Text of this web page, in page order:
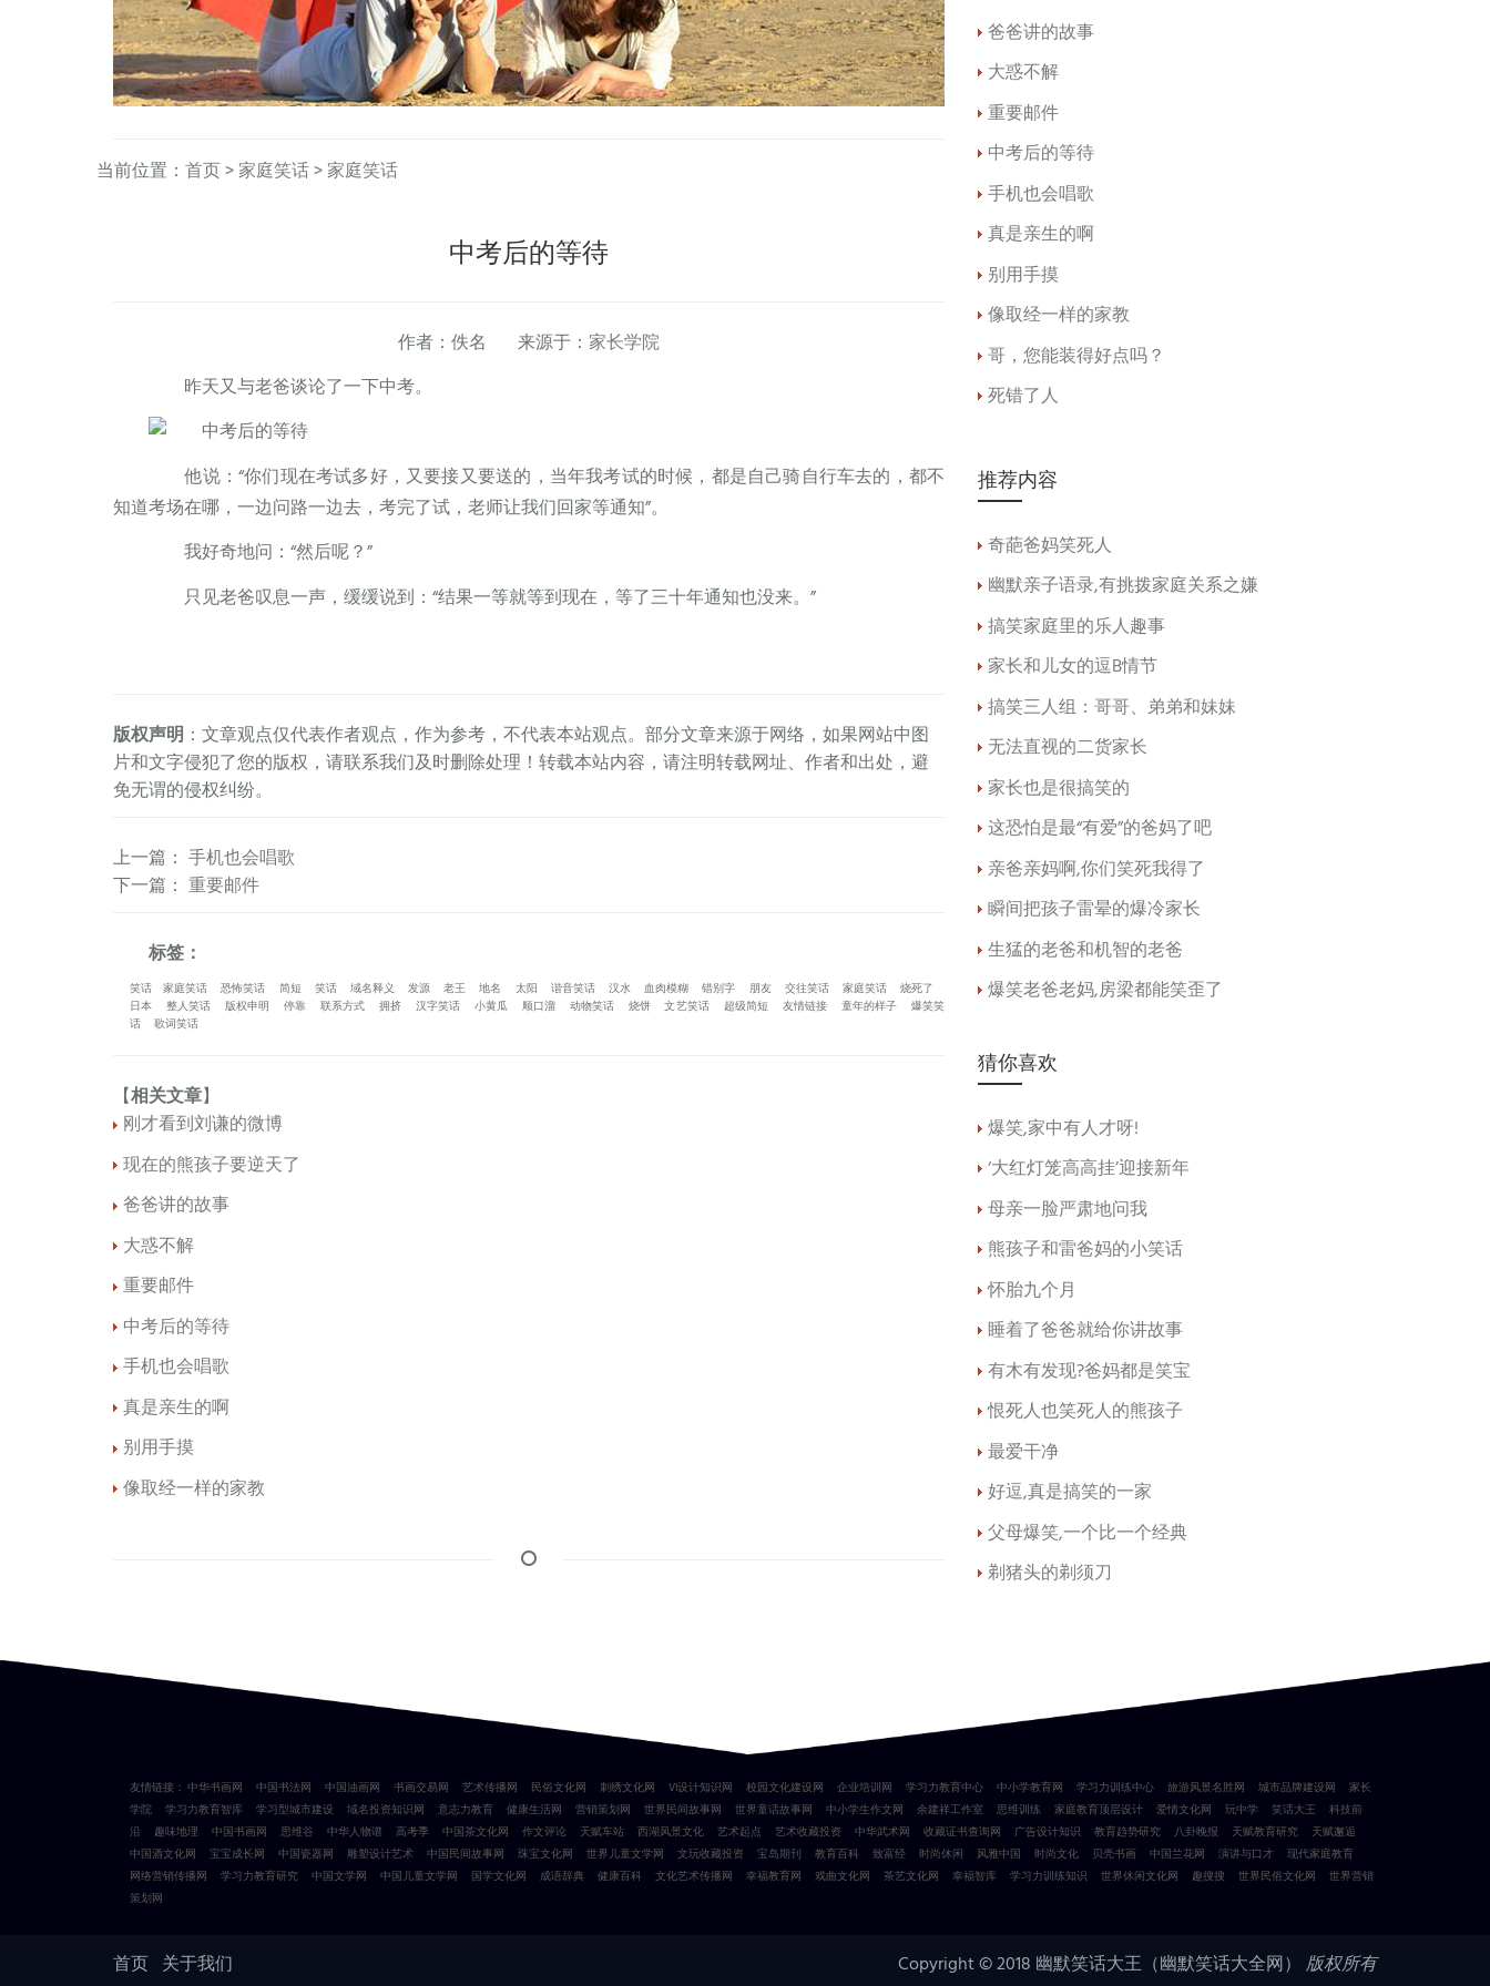
当前位置： 首页>家庭笑话>家庭笑话
中考后的等待
作者：佚名 来源于： 家长学院
昨天又与老爸谈论了一下中考。
他说：“你们现在考试多好，又要接又要送的，当年我考试的时候，都是自己骑自行车去的，都不
知道考场在哪，一边问路一边去，考完了试，老师让我们回家等通知”。
我好奇地问：“然后呢？”
只见老爸叹息一声，缓缓说到：“结果一等就等到现在，等了三十年通知也没来。”
版权声明 ：文章观点仅代表作者观点，作为参考，不代表本站观点。部分文章来源于网络，如果网站中图
片和文字侵犯了您的版权，请联系我们及时删除处理！转载本站内容，请注明转载网址、作者和出处，避
免无谓的侵权纠纷。
上一篇 ： 手机也会唱歌
下一篇 ： 重要邮件
标签：
笑话 家庭笑话 恐怖笑话 简短 笑话 域名释义 发源 老王 地名 太阳 谐音笑话 汉水 血肉模糊 错别字 朋友 交往笑话 家庭笑话
烧死了
日本
整人笑话 版权申明 停靠 联系方式 拥挤 汉字笑话 小黄瓜 顺口溜 动物笑话 烧饼 文艺笑话 超级简短 友情链接 童年的样子
爆笑笑
话
歌词笑话
【相关文章】
刚才看到刘谦的微博
现在的熊孩子要逆天了
爸爸讲的故事
大惑不解
重要邮件
中考后的等待
手机也会唱歌
真是亲生的啊
别用手摸
像取经一样的家教
爸爸讲的故事
大惑不解
重要邮件
中考后的等待
手机也会唱歌
真是亲生的啊
别用手摸
像取经一样的家教
哥，您能装得好点吗？
死错了人
推荐内容
奇葩爸妈笑死人
幽默亲子语录,有挑拨家庭关系之嫌
搞笑家庭里的乐人趣事
家长和儿女的逗B情节
搞笑三人组：哥哥、弟弟和妹妹
无法直视的二货家长
家长也是很搞笑的
这恐怕是最“有爱”的爸妈了吧
亲爸亲妈啊,你们笑死我得了
瞬间把孩子雷晕的爆冷家长
生猛的老爸和机智的老爸
爆笑老爸老妈,房梁都能笑歪了
猜你喜欢
爆笑,家中有人才呀!
‘大红灯笼高高挂’迎接新年
母亲一脸严肃地问我
熊孩子和雷爸妈的小笑话
怀胎九个月
睡着了爸爸就给你讲故事
有木有发现?爸妈都是笑宝
恨死人也笑死人的熊孩子
最爱干净
好逗,真是搞笑的一家
父母爆笑,一个比一个经典
剃猪头的剃须刀
友情链接： 中华书画网 中国书法网 中国油画网 书画交易网 艺术传播网 民俗文化网 刺绣文化网 VI设计知识网 校园文化建设网 企业培训网 学习力教育中心 中小学教育网 学习力训练中心 旅游风景名胜网 城市品牌建设网
家长
学院
学习力教育智库 学习型城市建设 域名投资知识网 意志力教育 健康生活网 营销策划网 世界民间故事网 世界童话故事网 中小学生作文网 余建祥工作室 思维训练 家庭教育顶层设计 爱情文化网 玩中学 笑话大王
科技前
沿
趣味地理 中国书画网 思维谷 中华人物谱 高考季 中国茶文化网 作文评论 天赋车站 西湖风景文化 艺术起点 艺术收藏投资 中华武术网 收藏证书查询网 广告设计知识 教育趋势研究 八卦晚报 天赋教育研究
天赋邂逅
中国酒文化网
宝宝成长网 中国瓷器网 雕塑设计艺术 中国民间故事网 珠宝文化网 世界儿童文学网 文玩收藏投资 宝岛期刊 教育百科 致富经 时尚休闲 风雅中国 时尚文化 贝壳书画 中国兰花网 演讲与口才
现代家庭教育
网络营销传播网
学习力教育研究 中国文学网 中国儿童文学网 国学文化网 成语辞典 健康百科 文化艺术传播网 幸福教育网 戏曲文化网 茶艺文化网 幸福智库 学习力训练知识 世界休闲文化网 趣搜搜 世界民俗文化网
世界营销
策划网
首页 关于我们 Copyright © 2018 幽默笑话大王（幽默笑话大全网） 版权所有